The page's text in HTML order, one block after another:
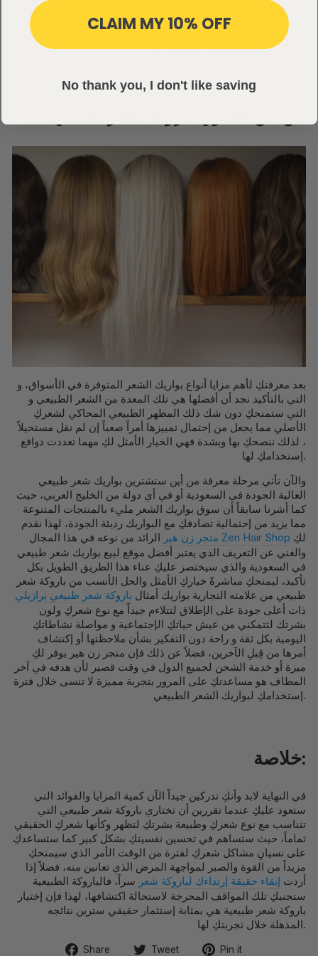
وفقدانها لمظهرها وتناسقها ولن تستطيعين ارتدائها مرة أخرى، لذا
فالأمر في النهاية متروكٌ لكِ ولإحتياجاتكِ، فلا تختاري نوع باروكة
التي تعتقدين أن الجميع يريدها ويفضلها بل إختاري باروكة شعر تجعل
بعد معرفتكِ لأهم مزايا أنواع بواريك الشعر المتوفرة في الأسواق، و
التي بالتأكيد نجد أن أفضلها هي تلك المعدة من الشعر الطبيعي و
التي ستمنحكِ دون شك ذلك المظهر الطبيعي المحاكي لشعركِ
الأصلي مما يجعل من إحتمال تمييزها أمراً صعباً إن لم نقل مستحيلاً
، لذلك ننصحكِ بها وبشدة فهي الخيار الأمثل لكِ مهما تعددت دوافع
إستخدامكِ لها.
والآن تأتي مرحلة معرفة من أين ستشترين بواريك شعر طبيعي
العالية الجودة في السعودية أو في أي دولة من الخليج العربي، حيث
كما أشرنا سابقاً أن سوق بواريك الشعر مليء بالمنتجات المتنوعة
مما يزيد من إحتمالية تصادفكِ مع البواريك رديئة الجودة، لهذا نقدم
لكِ Zen Hair Shop
الرائد من نوعه في هذا المجال
والغني عن التعريف الذي يعتبر أفضل موقع لبيع بواريك شعر طبيعي
في السعودية والذي سيختصر عليكِ عناء هذا الطريق الطويل بكل
تأكيد، ليمنحكِ مباشرةً خياركِ الأمثل والحل الأنسب من باروكة شعر
طبيعي من علامته التجارية بواريك أمثال باروكة شعر طبيعي برازيلي
ذات أعلى جودة على الإطلاق لتتلاءم جيداً مع نوع شعركِ ولون
بشرتك لتتمكني من عيش حياتكِ الإجتماعية و مواصلة نشاطاتكِ
اليومية بكل ثقة و راحة دون التفكير بشأن ملاحظتها أو إكتشاف
أمرها من قِبلِ الآخرين، فضلاً عن ذلك فإن متجر زن هير يوفر لكِ
ميزة أو خدمة الشحن لجميع الدول في وقت قصير لأن هدفه في آخر
المطاف هو مساعدتكِ على المرور بتجربة مميزة لا تنسى خلال فترة
إستخدامكِ لبواريك الشعر الطبيعي.
خلاصة:
في النهاية لابد وأنكِ تدركين جيداً الآن كمية المزايا والفوائد التي
ستعود عليكِ عندما تقررين أن تختاري باروكة شعر طبيعي التي
تتناسب مع نوع شعركِ وطبيعة بشرتكِ لتظهر وكأنها شعركِ الحقيقي
تماماً، حيث ستساهم في تحسين نفسيتكِ بشكل كبير كما ستساعدكِ
على نسيانِ مشاكل شعركِ لفترة من الوقت الأمر الذي سيمنحكِ
مزيداً من القوة والصبر لمواجهة المرض الذي تعانين منه، فضلاً إذا
أردت إبقاء حقيقة إرتداءك لباروكة شعر سراً، فالباروكة الطبيعية
ستجنبكِ تلك المواقف المحرجة لاستحالة اكتشافها، لهذا فإن إختيار
باروكة شعر طبيعية هي بمثابة إستثمار حقيقي سترين نتائجه
المذهلة خلال تجربتكِ لها.
Share
Share Tweet
Tweet Pin it
CLAIM MY 10% OFF
No thank you, I don't like saving